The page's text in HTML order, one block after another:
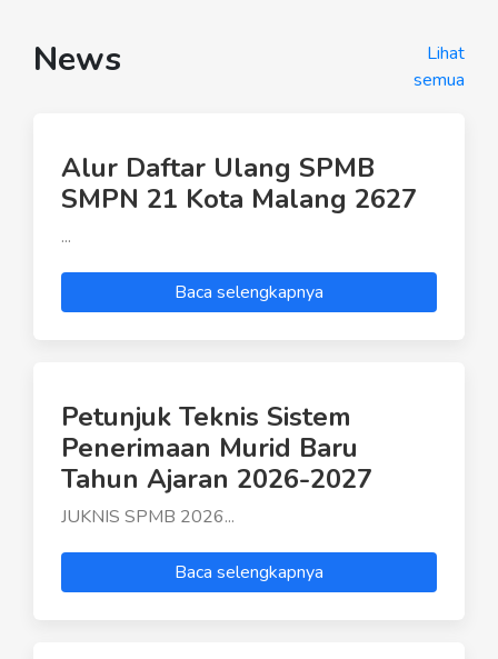
News
Lihat
semua
Alur Daftar Ulang SPMB
SMPN 21 Kota Malang 2627
...
Baca selengkapnya
Petunjuk Teknis Sistem
Penerimaan Murid Baru
Tahun Ajaran 2026-2027
JUKNIS SPMB 2026...
Baca selengkapnya